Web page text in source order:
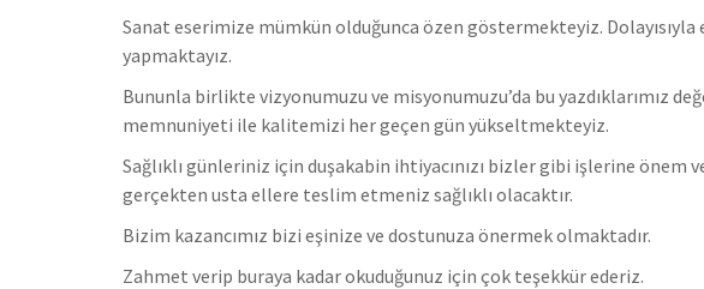
Sanat eserimize mümkün olduğunca özen göstermekteyiz.
yapmaktayız.
Bununla birlikte vizyonumuzu ve misyonumuzu’da bu yazdıklarımız
memnuniyeti ile kalitemizi her geçen gün yükseltmekteyiz.
Sağlıklı günleriniz için duşakabin ihtiyacınızı bizler gibi işlerine önem
gerçekten usta ellere teslim etmeniz sağlıklı olacaktır.
Bizim kazancımız bizi eşinize ve dostunuza önermek olmaktadır.
Zahmet verip buraya kadar okuduğunuz için çok teşekkür ederiz.